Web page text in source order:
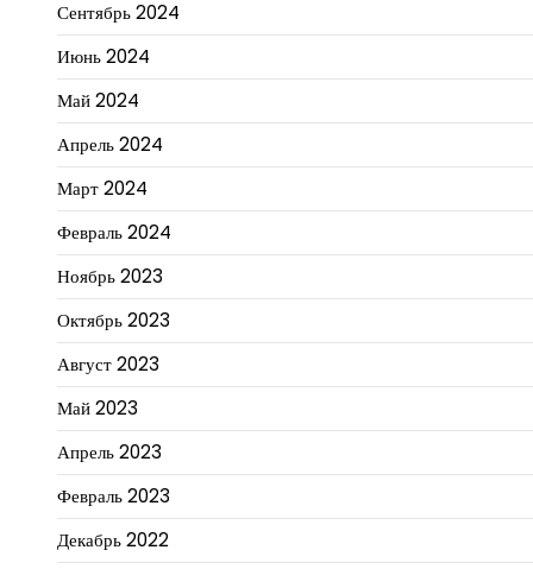
Сентябрь 2024
Июнь 2024
Май 2024
Апрель 2024
Март 2024
Февраль 2024
Ноябрь 2023
Октябрь 2023
Август 2023
Май 2023
Апрель 2023
Февраль 2023
Декабрь 2022